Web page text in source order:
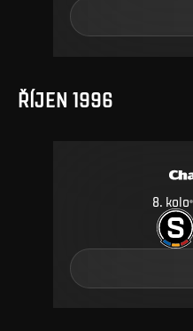
ŘÍJEN 1996
8. kolo